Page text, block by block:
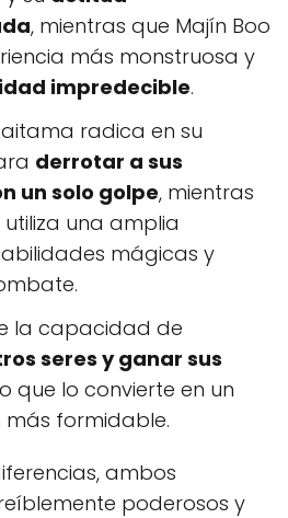
, mientras que Majín Boo
más monstruosa y
impredecible.
radica en su
derrotar a sus
un solo golpe, mientras
una amplia
mágicas y
la capacidad de
seres y ganar sus
que lo convierte en un
formidable.
ambos
poderosos y